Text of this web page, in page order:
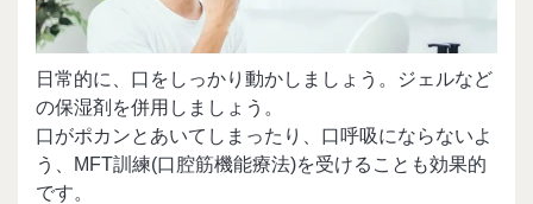
日常的に、口をしっかり動かしましょう。ジェルなど
の保湿剤を併用しましょう。
口がポカンとあいてしまったり、口呼吸にならないよ
う、MFT訓練(口腔筋機能療法)を受けることも効果的
です。